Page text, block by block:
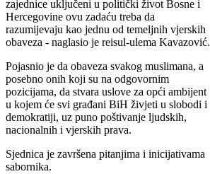
zajednice uključeni u politički život Bosne i
Hercegovine ovu zadaću treba da
razumijevaju kao jednu od temeljnih vjerskih
obaveza - naglasio je reisul-ulema Kavazović.
Pojasnio je da obaveza svakog muslimana, a
posebno onih koji su na odgovornim
pozicijama, da stvara uslove za opći ambijent
u kojem će svi građani BiH živjeti u slobodi i
demokratiji, uz puno poštivanje ljudskih,
nacionalnih i vjerskih prava.
Sjednica je završena pitanjima i inicijativama
sabornika.